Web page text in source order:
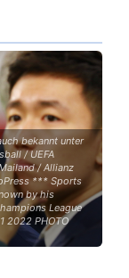
bekannt unter
/ UEFA
/ Allianz
*** Sports
by his
League
2022 PHOTO